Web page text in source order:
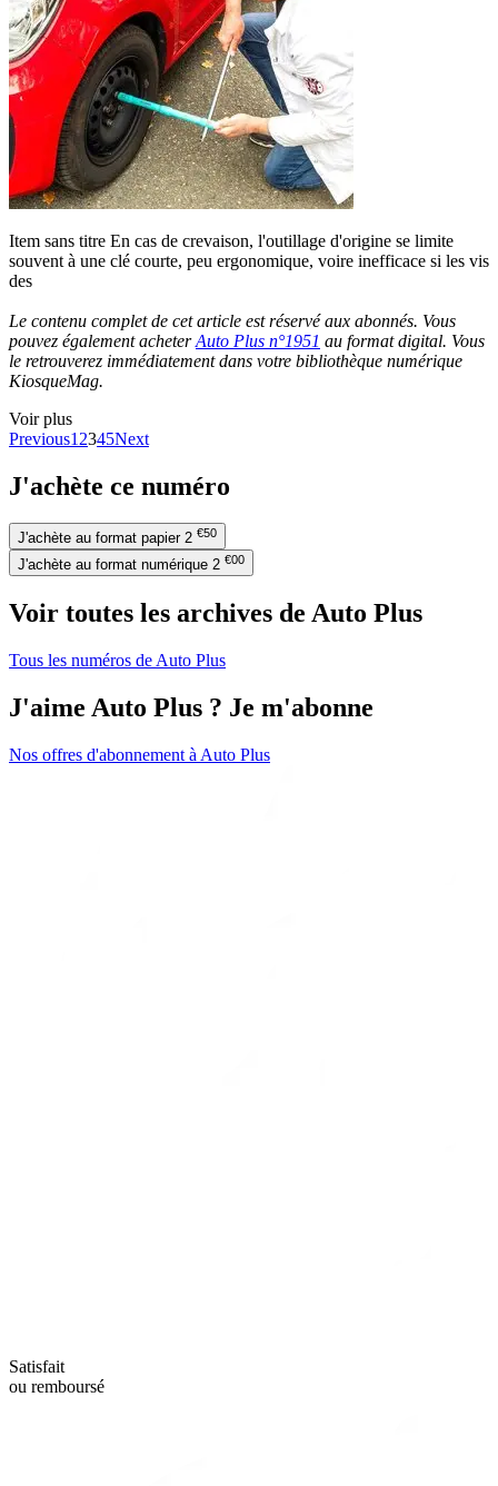
Item sans titre En cas de crevaison, l'outillage d'origine se limite
souvent à une clé courte, peu ergonomique, voire inefficace si les vis
des
Le contenu complet de cet article est réservé aux abonnés. Vous
pouvez également acheterAuto Plus n°1951 au format digital. Vous
le retrouverez immédiatement dans votre bibliothèque numérique
KiosqueMag.
Voir plus
Previous1 2345Next
J'achète ce numéro
J'achète au format papier 2 €50
J'achète au format numérique 2 €00
Voir toutes les archives de Auto Plus
Tous les numéros de Auto Plus
J'aime Auto Plus ? Je m'abonne
Nos offres d'abonnement à Auto Plus
Satisfait
ou remboursé